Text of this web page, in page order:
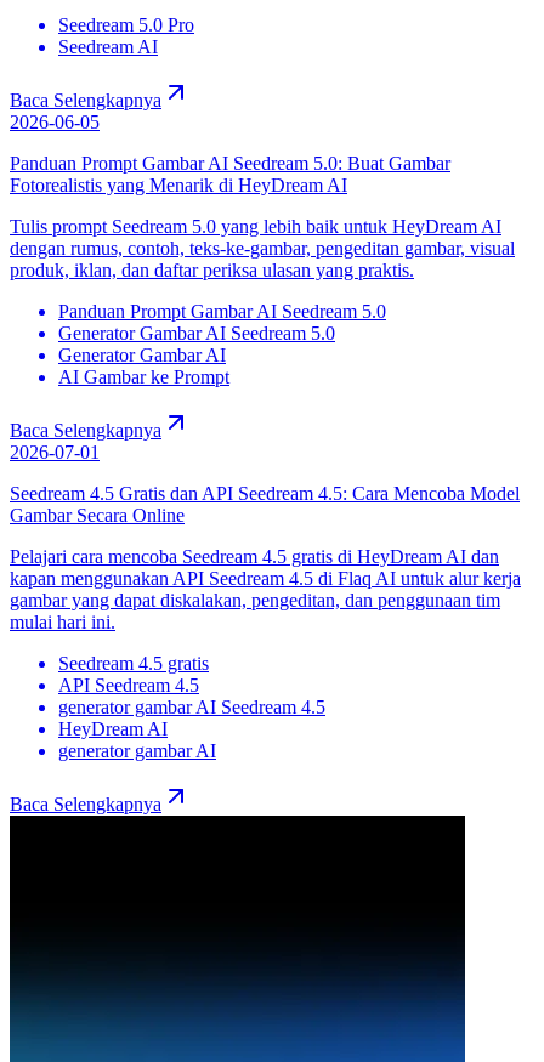
Seedream 5.0 Pro
Seedream AI
Baca Selengkapnya
2026-06-05
Panduan Prompt Gambar AI Seedream 5.0: Buat Gambar
Fotorealistis yang Menarik di HeyDream AI
Tulis prompt Seedream 5.0 yang lebih baik untuk HeyDream AI
dengan rumus, contoh, teks-ke-gambar, pengeditan gambar, visual
produk, iklan, dan daftar periksa ulasan yang praktis.
Panduan Prompt Gambar AI Seedream 5.0
Generator Gambar AI Seedream 5.0
Generator Gambar AI
AI Gambar ke Prompt
Baca Selengkapnya
2026-07-01
Seedream 4.5 Gratis dan API Seedream 4.5: Cara Mencoba Model
Gambar Secara Online
Pelajari cara mencoba Seedream 4.5 gratis di HeyDream AI dan
kapan menggunakan API Seedream 4.5 di Flaq AI untuk alur kerja
gambar yang dapat diskalakan, pengeditan, dan penggunaan tim
mulai hari ini.
Seedream 4.5 gratis
API Seedream 4.5
generator gambar AI Seedream 4.5
HeyDream AI
generator gambar AI
Baca Selengkapnya